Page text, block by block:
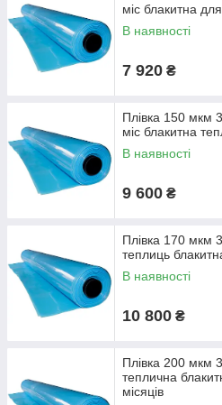
міс блакитна
В наявності
7 920 ₴
Плівка 150 мкм
міс блакитна
В наявності
9 600 ₴
Плівка 170 мкм
теплиць
В наявності
10 800 ₴
Плівка 200 мкм
теплична
місяців